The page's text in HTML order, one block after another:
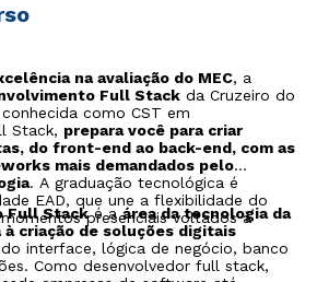
na avaliação do MEC, a
Full Stack da Cruzeiro do
como CST em
Stack, prepara você para criar
do front-end ao back-end, com as
mais demandados pelo
. A graduação tecnológica é
EAD, que une a flexibilidade do
presenciais voltados à
Full Stacké aárea da tecnologia da
criação de soluções digitais
interface, lógica de negócio, banco
Como desenvolvedor full stack,